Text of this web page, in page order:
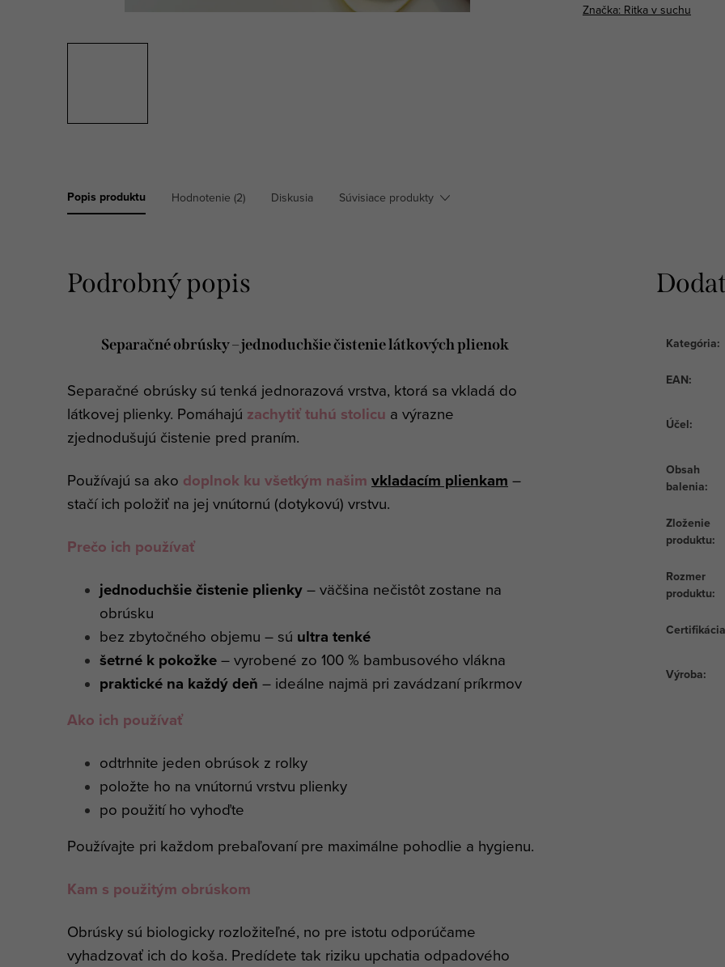
Značka: Ritka v suchu
Popis produktu Hodnotenie (2) Diskusia Súvisiace produkty
Podrobný popis
Separačné obrúsky – jednoduchšie čistenie látkových plienok
Separačné obrúsky sú tenká jednorazová vrstva, ktorá sa vkladá do
látkovej plienky. Pomáhajú zachytiť tuhú stolicu a výrazne
zjednodušujú čistenie pred praním.
Používajú sa ako doplnok ku všetkým našim vkladacím plienkam –
stačí ich položiť na jej vnútornú (dotykovú) vrstvu.
Prečo ich používať
jednoduchšie čistenie plienky– väčšina nečistôt zostane na
obrúsku
bez zbytočného objemu – sú ultra tenké
šetrné k pokožke– vyrobené zo 100 % bambusového vlákna
praktické na každý deň – ideálne najmä pri zavádzaní príkrmov
Ako ich používať
odtrhnite jeden obrúsok z rolky
položte ho na vnútornú vrstvu plienky
po použití ho vyhoďte
Používajte pri každom prebaľovaní pre maximálne pohodlie a hygienu.
Kam s použitým obrúskom
Obrúsky sú biologicky rozložiteľné, no pre istotu odporúčame
vyhadzovať ich do koša. Predídete tak riziku upchatia odpadového
Kategória:
EAN:
Účel:
Obsah
balenia:
Zloženie
produktu:
Rozmer
produktu:
Certifikácia
Výroba: